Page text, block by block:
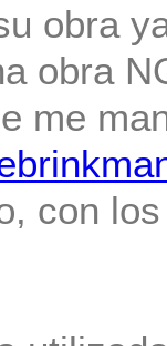
obra
obra
me
con